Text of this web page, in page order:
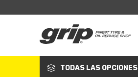
TODAS LAS OPCIONES